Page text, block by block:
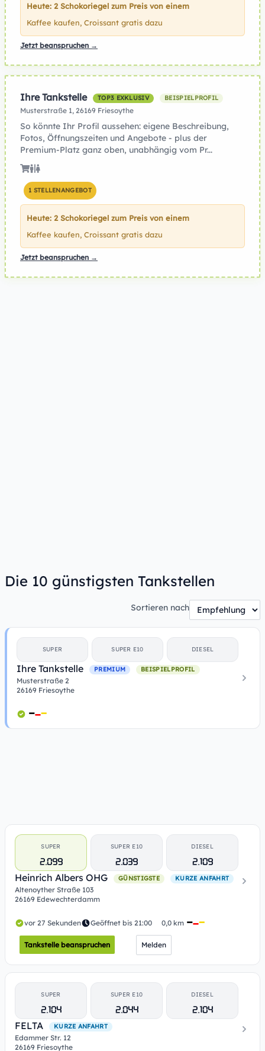
Heute: 2 Schokoriegel zum Preis von einem
Kaffee kaufen, Croissant gratis dazu
Jetzt beanspruchen →
Ihre Tankstelle TOP3 EXKLUSIV BEISPIELPROFIL
Musterstraße 1, 26169 Friesoythe
So könnte Ihr Profil aussehen: eigene Beschreibung,
Fotos, Öffnungszeiten und Angebote - plus der
Premium-Platz ganz oben, unabhängig vom Pr...
1 STELLENANGEBOT
Heute: 2 Schokoriegel zum Preis von einem
Kaffee kaufen, Croissant gratis dazu
Jetzt beanspruchen →
Die 10 günstigsten Tankstellen
Sortieren nach
SUPER SUPER E10 DIESEL
Ihre Tankstelle PREMIUM BEISPIELPROFIL
Musterstraße 2
26169 Friesoythe
SUPER
2.099
SUPER E10
2.039
DIESEL
2.109
Heinrich Albers OHG
GÜNSTIGSTE KURZE ANFAHRT
Altenoyther Straße 103
26169 Edewechterdamm
vor 27 Sekunden Geöffnet bis 21:00 0,0 km
Tankstelle beanspruchen Melden
SUPER
2.104
SUPER E10
2.044
DIESEL
2.104
FELTA
KURZE ANFAHRT
Edammer Str. 12
26169 Friesoythe